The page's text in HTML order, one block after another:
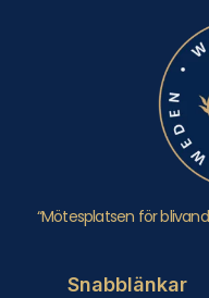
“Mötesplatsen för
Snabblänkar